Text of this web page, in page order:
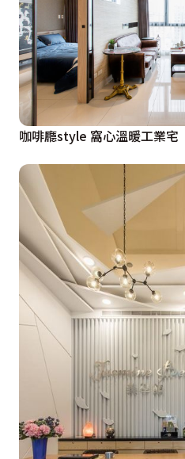
咖啡廳style 窩心溫暖工業宅